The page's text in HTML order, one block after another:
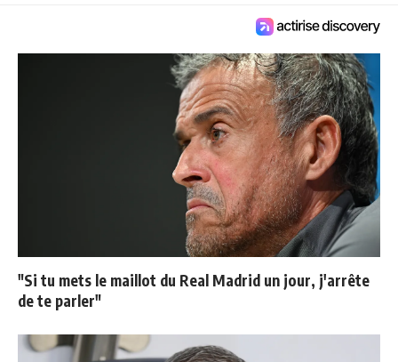
"Si tu mets le maillot du Real Madrid un jour, j'arrête
de te parler"